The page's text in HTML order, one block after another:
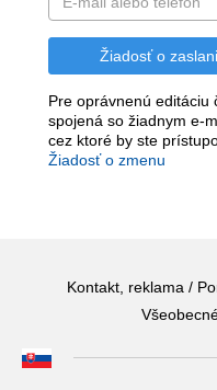
Pre oprávnenú editáciu
spojená so žiadnym e-
cez ktoré by ste
Žiadosť o zmenu
Kontakt, reklama /